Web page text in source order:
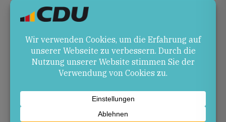
Die Debatte wird sich in den kommenden Wochen auf
Fraktionen und Ausschüsse verlagern. Ob das
oder nachgebessert wird, bleibt offen und hängt auch
vom Druck aus der Unionsbasis ab.
– Arbeitgeberpräsident Dulger fordert
Stopp des Rentenpakets wegen 200 Milliarden